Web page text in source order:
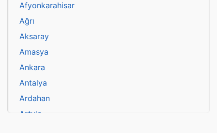
Afyonkarahisar
Ağrı
Aksaray
Amasya
Ankara
Antalya
Ardahan
Artvin